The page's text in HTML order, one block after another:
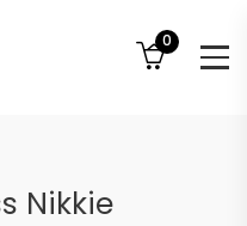
0
Nikkie